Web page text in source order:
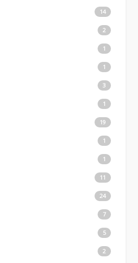
14
2
1
1
3
1
19
1
1
11
24
7
5
2